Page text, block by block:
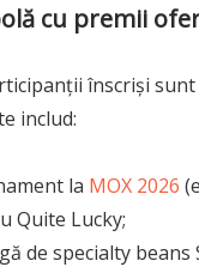
cu premii
înscriși
includ:
la MOX 2026
Quite Lucky;
de specialty